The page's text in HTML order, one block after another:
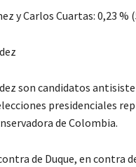
y Carlos Cuartas: 0,23 %
son candidatos
presidenciales
de Colombia.
de Duque, en contra